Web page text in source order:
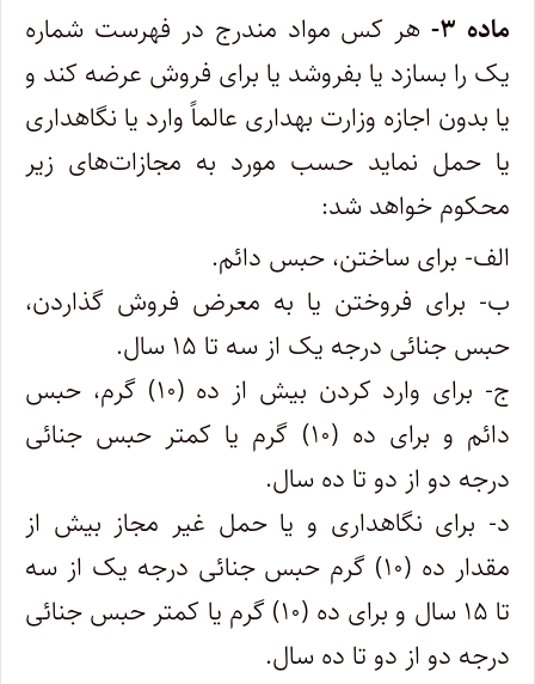
ماده ۳-
هر کس مواد مندرج در فهرست شماره
یک را بسازد یا بفروشد یا برای فروش عرضه کند و
یا بدون اجازه وزارت بهداری عالماً وارد یا‌ نگاهداری
یا حمل نماید حسب مورد به مجازات‌های زیر
محکوم خواهد شد:
‌الف- برای ساختن، حبس دائم.
ب- برای فروختن یا به معرض فروش گذاردن،
حبس جنائی درجه یک از سه تا ۱۵ سال.
ج- برای وارد کردن بیش از ده (۱۰) گرم، حبس
دائم و برای ده (۱۰) گرم یا کمتر حبس جنائی
درجه دو از دو تا ده سال.
د- برای نگاهداری و یا حمل غیر مجاز بیش از
مقدار ده (۱۰) گرم حبس جنائی درجه یک از سه
تا ۱۵ سال و برای ده (۱۰) گرم یا کمتر حبس ‌جنائی
درجه دو از دو تا ده سال.